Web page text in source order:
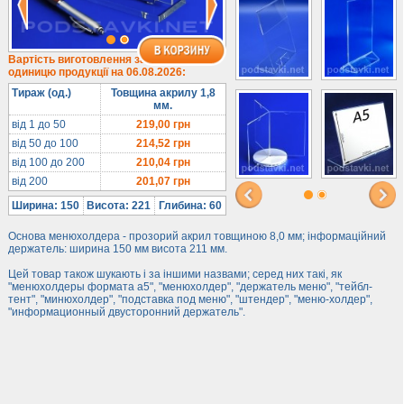
Під євробуклет
Під мобільні
Під біжутерію
Гірки та подіуми
Під косметику
Під солодке
Для хот-догів
Лототрони
Ящики з акрилу
Цінники
Засоби захисту
Інформ. стенди
Підлогові стійки
Вартість виготовлення за
одиницю продукції на 06.08.2026:
Тираж (од.)
Товщина акрилу 1,8
мм.
від 1 до 50
219,00грн
від 50 до 100
214,52грн
від 100 до 200
210,04грн
від 200
201,07грн
Ширина: 150
Висота: 221 Глибина: 60
Основа менюхолдера - прозорий акрил товщиною 8,0 мм; інформаційний
держатель: ширина 150 мм висота 211 мм.
Цей товар також шукають і за іншими назвами; серед них такі, як
"менюхолдеры формата а5", "менюхолдер", "держатель меню", "тейбл-
тент", "минюхолдер", "подставка под меню", "штендер", "меню-холдер",
"информационный двусторонний держатель".